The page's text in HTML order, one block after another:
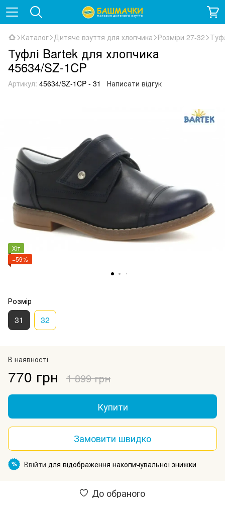
Каталог Дитяче взуття для хлопчика Розміри 27-32
Туфлі Bartek для хлопчика
45634/SZ-1CP
Артикул: 45634/SZ-1CP - 31 Написати відгук
Хіт
−59%
Розмір
31 32
В наявності
770 грн 1 899 грн
Купити
Замовити швидко
% Ввійти для відображення накопичувальної знижки
До обраного